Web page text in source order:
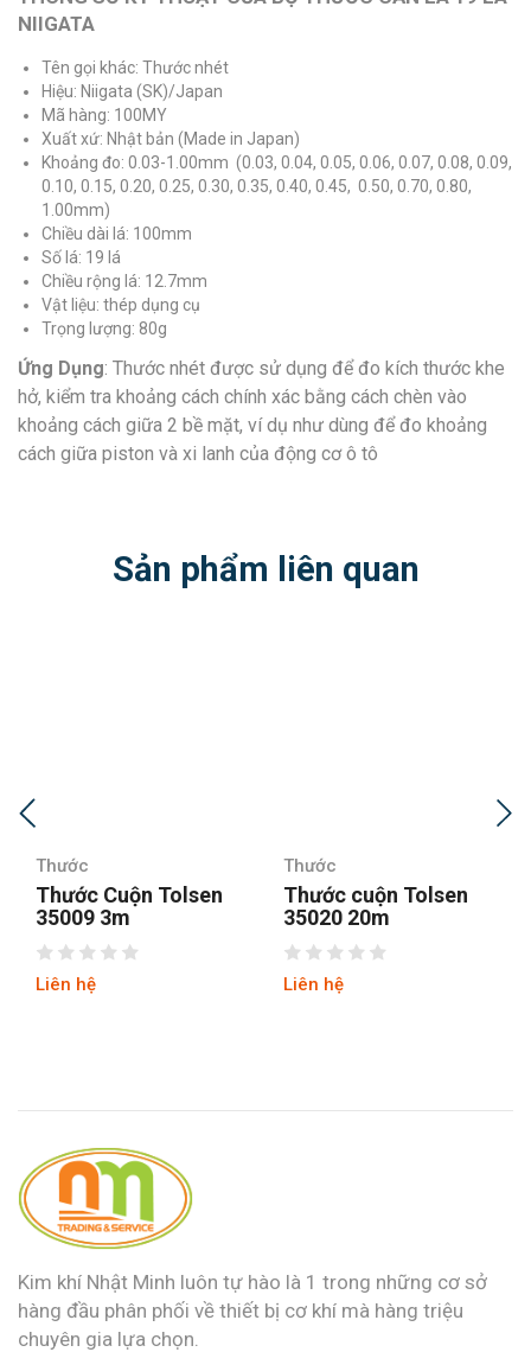
NIIGATA
Tên gọi khác: Thước nhét
Hiệu: Niigata (SK)/Japan
Mã hàng: 100MY
Xuất xứ: Nhật bản (Made in Japan)
Khoảng đo: 0.03-1.00mm (0.03, 0.04, 0.05, 0.06, 0.07, 0.08, 0.09,
0.10, 0.15, 0.20, 0.25, 0.30, 0.35, 0.40, 0.45, 0.50, 0.70, 0.80,
1.00mm)
Chiều dài lá: 100mm
Số lá: 19 lá
Chiều rộng lá: 12.7mm
Vật liệu: thép dụng cụ
Trọng lượng: 80g
Ứng Dụng: Thước nhét được sử dụng để đo kích thước khe
hở, kiểm tra khoảng cách chính xác bằng cách chèn vào
khoảng cách giữa 2 bề mặt, ví dụ như dùng để đo khoảng
cách giữa piston và xi lanh của động cơ ô tô
Sản phẩm liên quan
Thước
Thước Cuộn Tolsen
35009 3m
Liên hệ
Thước
Thước cuộn Tolsen
35020 20m
Liên hệ
Kim khí Nhật Minh luôn tự hào là 1 trong những cơ sở
hàng đầu phân phối về thiết bị cơ khí mà hàng triệu
chuyên gia lựa chọn.